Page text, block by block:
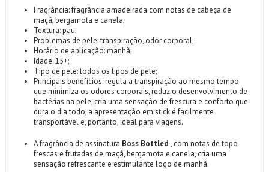
Fragrância: fragrância amadeirada com notas de cabeça de
maçã, bergamota e canela;
Textura: pau;
Problemas de pele: transpiração, odor corporal;
Horário de aplicação: manhã;
Idade: 15+;
Tipo de pele: todos os tipos de pele;
Principais benefícios: regula a transpiração ao mesmo tempo
que minimiza os odores corporais, reduz o desenvolvimento de
bactérias na pele, cria uma sensação de frescura e conforto que
dura o dia todo, a apresentação em stick é facilmente
transportável e, portanto, ideal para viagens.
A fragrância de assinatura Boss Bottled , com notas de topo
frescas e frutadas de maçã, bergamota e canela, cria uma
sensação refrescante e estimulante logo de manhã.